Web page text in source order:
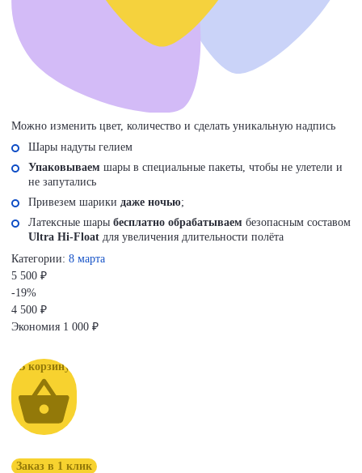
Можно изменить цвет, количество и сделать уникальную надпись
Шары надуты гелием
Упаковываем шары в специальные пакеты, чтобы не улетели и
не запутались
Привезем шарики даже ночью;
Латексные шары бесплатно обрабатываем безопасным составом
Ultra Hi-Float для увеличения длительности полёта
Категории: 8 марта
5 500 ₽
-19%
4 500 ₽
Экономия 1 000 ₽
Заказ в 1 клик